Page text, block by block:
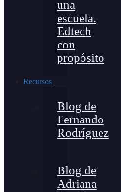
una
escuela.
Edtech
con
propósito
Recursos
Blog de
Fernando
Rodríguez
Blog de
Adriana